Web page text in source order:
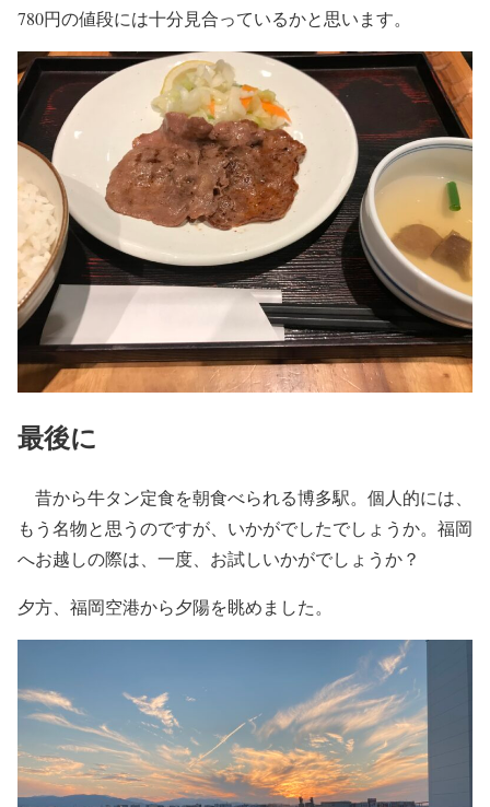
780円の値段には十分見合っているかと思います。
最後に
昔から牛タン定食を朝食べられる博多駅。個人的には、
もう名物と思うのですが、いかがでしたでしょうか。福岡
へお越しの際は、一度、お試しいかがでしょうか？
夕方、福岡空港から夕陽を眺めました。